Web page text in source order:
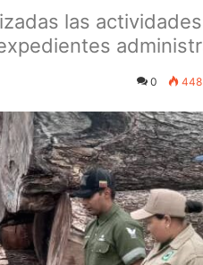
las
0 448